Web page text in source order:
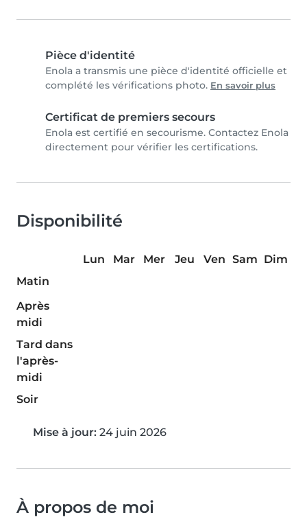
Pièce d'identité
Enola a transmis une pièce d'identité officielle et
complété les vérifications photo. En savoir plus
Certificat de premiers secours
Enola est certifié en secourisme. Contactez Enola
directement pour vérifier les certifications.
Disponibilité
Lun Mar Mer Jeu Ven Sam Dim
Matin
Après
midi
Tard dans
l'après-
midi
Soir
Mise à jour: 24 juin 2026
À propos de moi